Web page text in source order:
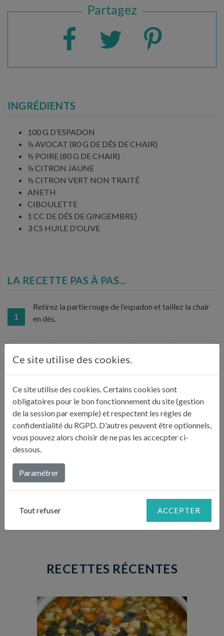
Partagez
INGRÉDIENTS
100 G D’ESPADON
½ AVOCAT (80 G DE DÉS DE CHAIR)
½ POIRE (80 G DE CHAIR)
½ CITRON JAUNE
½ CITRON VERT NON TRAITÉ
ANETH
CIBOULETTE
1 CC DE DÉS DE GINGEMBRE)
3 CS HUILE D’OLIVE
LA RECETTE PAS À PAS...
1
Retirez la partie rouge de l’espadon et taillez la chair
en dés.
2
légèrement et entreposez au frais.
3
Taillez les dés de poisson, ajoutez les zestes et un tout
petit filet de citron. Entreposez au frais. Taillez le
gingembre en tout petits dés.
4
Juste avant de servir (ou 30 minutes avant maximum),
salez, poivrez, ajoutez les herbes ciselées, le
gingembre, l’huile d’olive, ajoutez à nouveau un jus de
citron, mélangez et servez à l’emporte-pièce avec une
RECETTES RÉCENTES
Ce site utilise des cookies.
Ce site utilise des cookies. Certains cookies sont
obligatoires pour le bon fonctionnement du site (gestion
de la session par exemple) et respectent les règles de
confidentialité du RGPD. D'autres peuvent être optionnels,
vous pouvez alors choisir de ne pas les accecpter ci-
dessous.
Paramétrer
Tout refuser ACCEPTER